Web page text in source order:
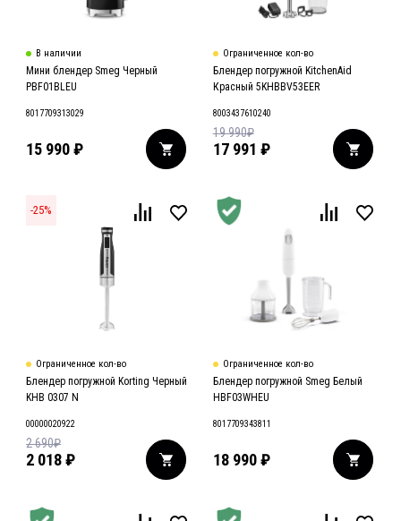
В наличии
Мини блендер Smeg Черный
PBF01BLEU
8017709313029
15 990₽
Ограниченное кол-во
Блендер погружной KitchenAid
Красный 5KHBBV53EER
8003437610240
17 991 ₽
19 990₽
-25%
Ограниченное кол-во
Блендер погружной Korting Черный
KHB 0307 N
00000020922
2 018₽
2 690₽
Ограниченное кол-во
Блендер погружной Smeg Белый
HBF03WHEU
8017709343811
18 990 ₽